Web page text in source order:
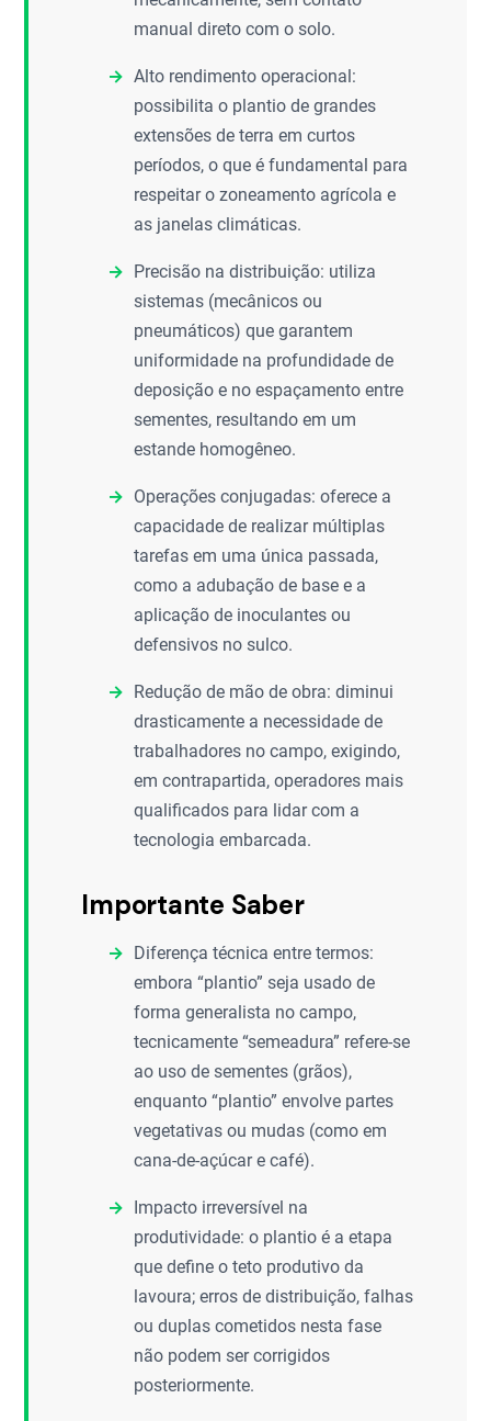
manual direto com o solo.
Alto rendimento operacional:
possibilita o plantio de grandes
extensões de terra em curtos
períodos, o que é fundamental para
respeitar o zoneamento agrícola e
as janelas climáticas.
Precisão na distribuição: utiliza
sistemas (mecânicos ou
pneumáticos) que garantem
uniformidade na profundidade de
deposição e no espaçamento entre
sementes, resultando em um
estande homogêneo.
Operações conjugadas: oferece a
capacidade de realizar múltiplas
tarefas em uma única passada,
como a adubação de base e a
aplicação de inoculantes ou
defensivos no sulco.
Redução de mão de obra: diminui
drasticamente a necessidade de
trabalhadores no campo, exigindo,
em contrapartida, operadores mais
qualificados para lidar com a
tecnologia embarcada.
Importante Saber
Diferença técnica entre termos:
embora “plantio” seja usado de
forma generalista no campo,
tecnicamente “semeadura” refere-se
ao uso de sementes (grãos),
enquanto “plantio” envolve partes
vegetativas ou mudas (como em
cana-de-açúcar e café).
Impacto irreversível na
produtividade: o plantio é a etapa
que define o teto produtivo da
lavoura; erros de distribuição, falhas
ou duplas cometidos nesta fase
não podem ser corrigidos
posteriormente.